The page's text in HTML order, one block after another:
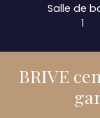
Salle de
1
BRIVE